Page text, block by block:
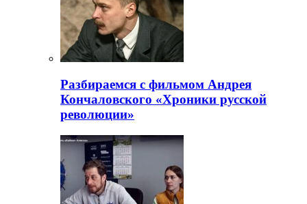
Разбираемся с фильмом Андрея
Кончаловского «Хроники русской
революции»